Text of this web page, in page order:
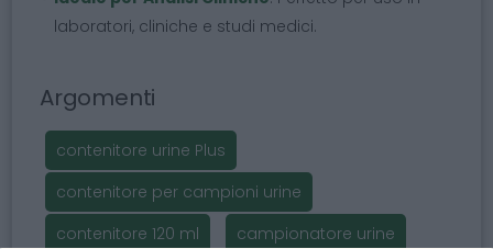
laboratori, cliniche e studi medici.
Argomenti
contenitore urine Plus
contenitore per campioni urine
contenitore 120 ml
campionatore urine